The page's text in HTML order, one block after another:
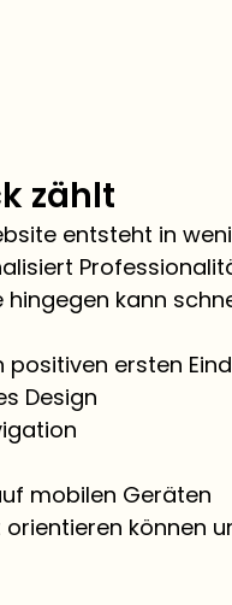
zählt
entsteht in
kann
ersten
Design
mobilen Geräten
können